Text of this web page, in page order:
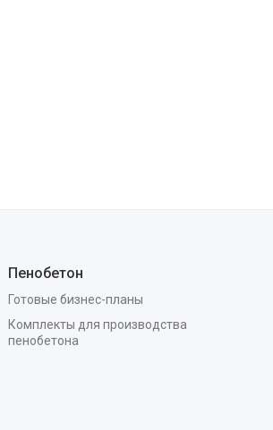
Пенобетон
Готовые бизнес-планы
Комплекты для производства
пенобетона